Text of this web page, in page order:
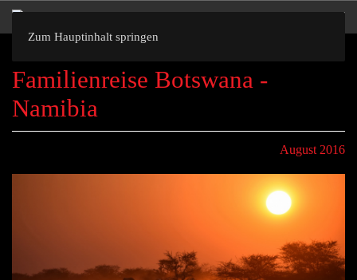
Zum Hauptinhalt springen
Familienreise Botswana -
Namibia
August 2016